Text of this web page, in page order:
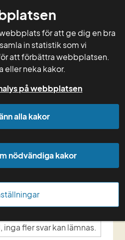
för att ge dig en bra
in statistik som vi
att förbättra webbplatsen.
eller neka kakor.
på webbplatsen
alla kakor
nödvändiga kakor
GNW-adm
-
inga fler svar kan lämnas.